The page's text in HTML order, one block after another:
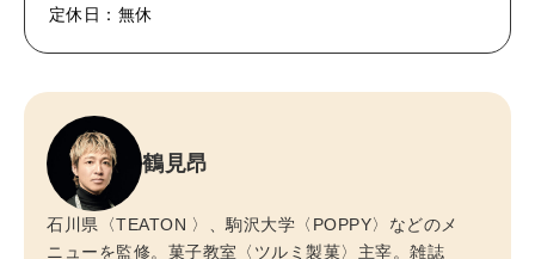
定休日：無休
鶴見昂
石川県〈TEATON 〉、駒沢大学〈POPPY〉などのメ
ニューを監修。菓子教室〈ツルミ製菓〉主宰。雑誌